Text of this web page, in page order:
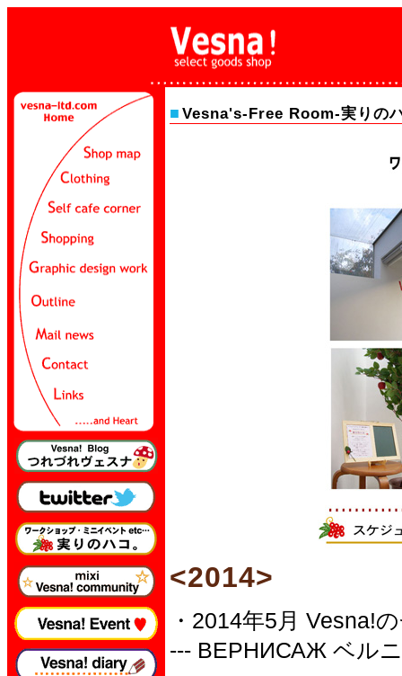
■ Vesna's-Free Room-実りの
<2014>
・2014年5月 Vesna!
--- ВЕРНИСАЖ ベルニ